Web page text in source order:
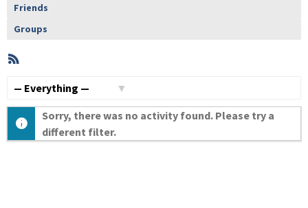
Friends
Groups
Member
Activities
Sorry, there was no activity found. Please try a
different filter.